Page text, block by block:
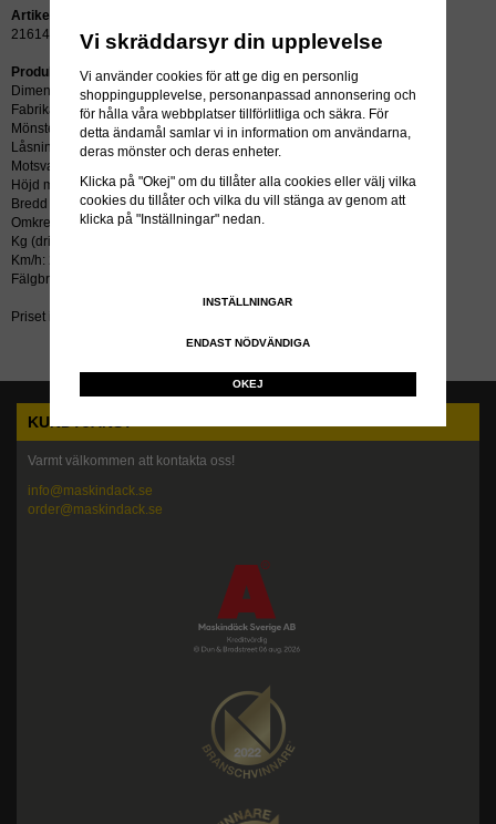
Artikelnummer:
21614
Produktbeskrivning:
Dimension: 8.25-15
Fabrikat: CONTINENTAL
Mönster: SC20 ROBUST SIT
Låsning: LIP / SIT
Motsvarar:
Höjd mm: 819
Bredd mm: 253
Omkrets mm: 2457
Kg (driv/styr): 4750/3650
Km/h: 25
Fälgbredd tum: 6.5
Priset inkluderar återvinningsavgift!
KUNDTJÄNST
Varmt välkommen att kontakta oss!
info@maskindack.se
order@maskindack.se
Vi skräddarsyr din upplevelse
Vi använder cookies för att ge dig en personlig
shoppingupplevelse, personanpassad annonsering och
för hålla våra webbplatser tillförlitliga och säkra. För
detta ändamål samlar vi in information om användarna,
deras mönster och deras enheter.
Klicka på "Okej" om du tillåter alla cookies eller välj vilka
cookies du tillåter och vilka du vill stänga av genom att
klicka på "Inställningar" nedan.
INSTÄLLNINGAR
ENDAST NÖDVÄNDIGA
OKEJ